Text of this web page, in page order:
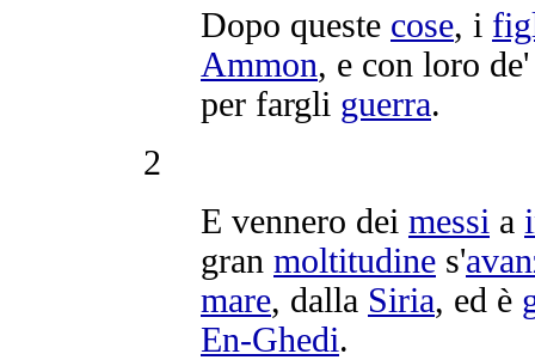
Dopo queste cose, i
Ammon, e con loro
per fargli guerra.
2
E vennero dei messi a
gran moltitudine s'
mare, dalla Siria, ed è
En-Ghedi.